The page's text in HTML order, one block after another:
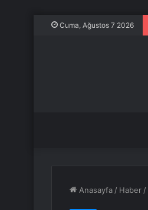
Cuma, Ağustos 7 2026
Anasayfa / Haber /